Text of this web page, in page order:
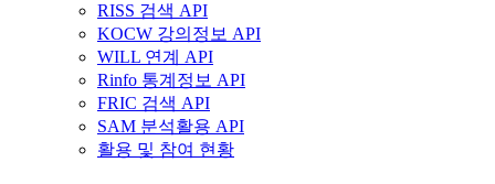
RISS 검색 API
KOCW 강의정보 API
WILL 연계 API
Rinfo 통계정보 API
FRIC 검색 API
SAM 분석활용 API
활용 및 참여 현황